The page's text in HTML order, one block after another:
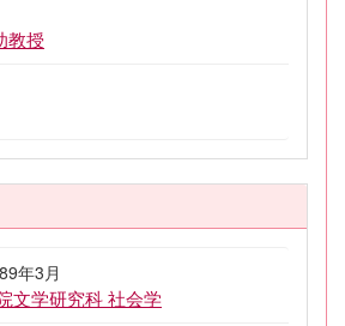
教授
年3月
文学研究科 社会学